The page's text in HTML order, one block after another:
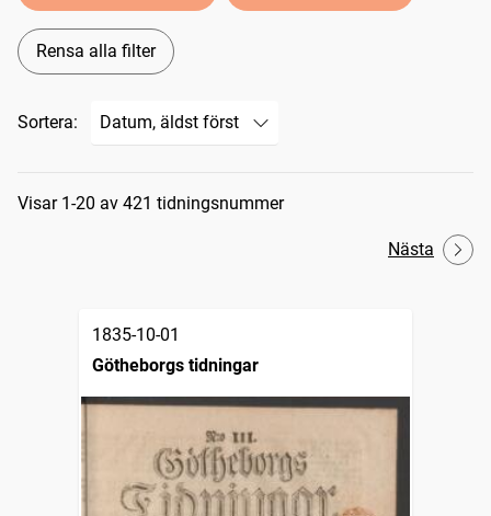
Rensa alla filter
Sortera:
Sökresultat
Visar 1-20 av 421 tidningsnummer
Nästa
1835-10-01
Götheborgs tidningar